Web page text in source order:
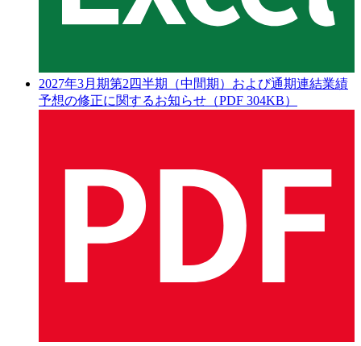
2027年3月期第2四半期（中間期）および通期連結業績
予想の修正に関するお知らせ（PDF 304KB）